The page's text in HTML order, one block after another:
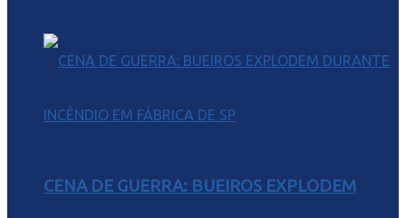
CENA DE GUERRA: BUEIROS EXPLODEM